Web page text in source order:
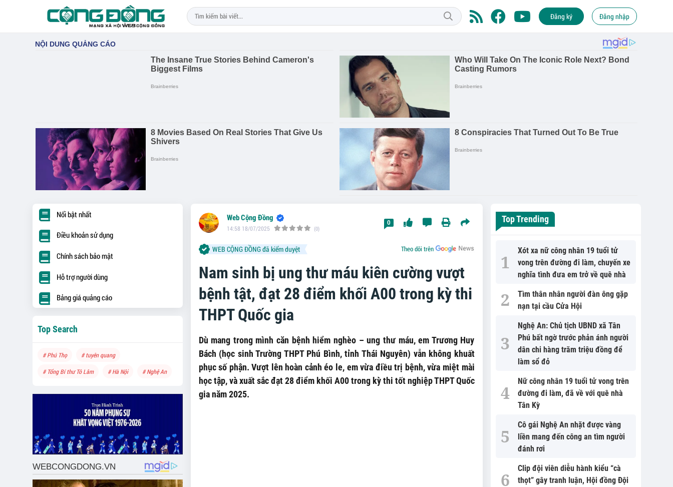
Đăng ký Đăng nhập
Nam sinh bị ung thư máu kiên cường vượt
bệnh tật, đạt 28 điểm khối A00 trong kỳ thi
THPT Quốc gia
Dù mang trong mình căn bệnh hiểm nghèo – ung thư máu, em Trương Huy
Bách (học sinh Trường THPT Phú Bình, tỉnh Thái Nguyên) vẫn không khuất
phục số phận. Vượt lên hoàn cảnh éo le, em vừa điều trị bệnh, vừa miệt mài
học tập, và xuất sắc đạt 28 điểm khối A00 trong kỳ thi tốt nghiệp THPT Quốc
gia năm 2025.
Web Cộng Đồng
14:58 18/07/2025 (0)
0
Theo dõi trên
WEB CỘNG ĐỒNG đã kiểm duyệt
Nổi bật nhất
Điều khoản sử dụng
Chính sách bảo mật
Hỗ trợ người dùng
Bảng giá quảng cáo
Top Search
# Phú Thọ # tuyên quang
# Tổng Bí thư Tô Lâm # Hà Nội # Nghệ An
Top Trending
Xót xa nữ công nhân 19 tuổi tử
vong trên đường đi làm, chuyến xe
nghĩa tình đưa em trở về quê nhà
Tìm thân nhân người đàn ông gặp
nạn tại cầu Cửa Hội
Nghệ An: Chủ tịch UBND xã Tân
Phú bất ngờ trước phản ánh người
dân chi hàng trăm triệu đồng để
làm sổ đỏ
Nữ công nhân 19 tuổi tử vong trên
đường đi làm, đã về với quê nhà
Tân Kỳ
Cô gái Nghệ An nhặt được vàng
liền mang đến công an tìm người
đánh rơi
Clip đội viên diễu hành kiểu “cà
thọt” gây tranh luận, Hội đồng Đội